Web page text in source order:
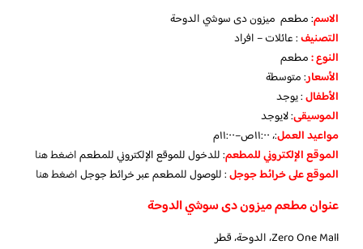
الاسم: مطعم ميزون دى سوشي الدوحة
التصنيف: عائلات – افراد
النوع :مطعم
الأسعار:متوسطة
الأطفال:يوجد
الموسيقى: لايوجد
مواعيد العمل:، ١١:٠٠ص–١١:٠٠م
الموقع الإلكتروني للمطعم: للدخول للموقع الإلكتروني للمطعماضغط هنا
الموقع على خرائط جوجل: للوصول للمطعم عبر خرائط جوجلاضغط هنا
عنوان مطعم ميزون دى سوشي الدوحة
Zero One Mall، الدوحة، قطر